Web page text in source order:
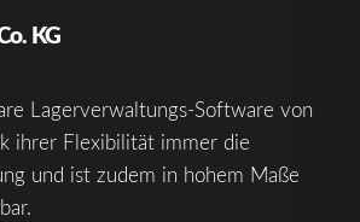
KG
Lagerverwaltungs-Software von
ihrer Flexibilität immer die
und ist zudem in hohem Maße